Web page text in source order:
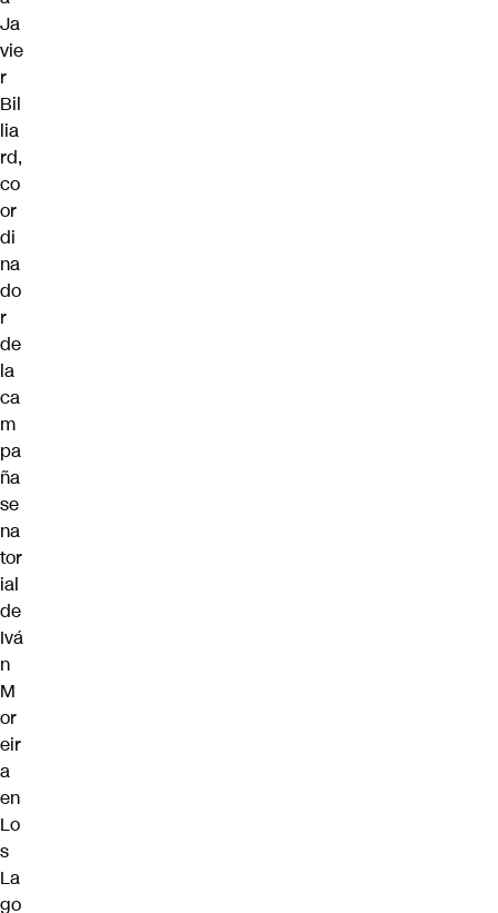
Ja
vie
r
Bil
lia
rd,
co
or
di
na
do
r
de
la
ca
m
pa
ña
se
na
tor
ial
de
Ivá
n
M
or
eir
a
en
Lo
s
La
go